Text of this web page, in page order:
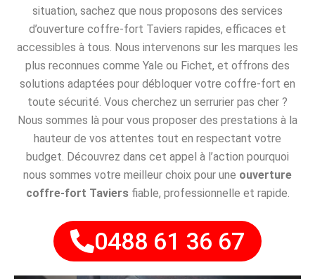
situation, sachez que nous proposons des services
d’ouverture coffre-fort Taviers rapides, efficaces et
accessibles à tous. Nous intervenons sur les marques les
plus reconnues comme Yale ou Fichet, et offrons des
solutions adaptées pour débloquer votre coffre-fort en
toute sécurité. Vous cherchez un serrurier pas cher ?
Nous sommes là pour vous proposer des prestations à la
hauteur de vos attentes tout en respectant votre
budget. Découvrez dans cet appel à l’action pourquoi
nous sommes votre meilleur choix pour une ouverture
coffre-fort Taviersfiable, professionnelle et rapide.
0488 61 36 67